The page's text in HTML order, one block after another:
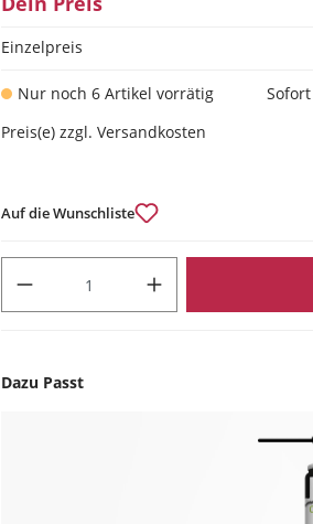
Einzelpreis
Nur noch 6 Artikel vorrätig
Preis(e) zzgl. Versandkosten
Auf die Wunschliste
Dazu Passt